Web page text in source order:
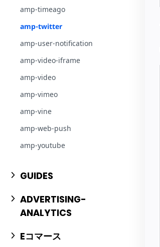
amp-timeago
amp-twitter
amp-user-notification
amp-video-iframe
amp-video
amp-vimeo
amp-vine
amp-web-push
amp-youtube
GUIDES
ADVERTISING-
ANALYTICS
Eコマース